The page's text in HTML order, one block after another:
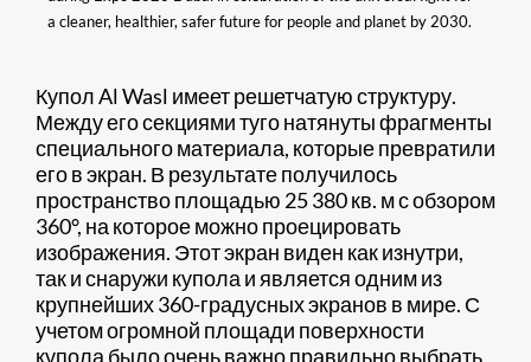
a cleaner, healthier, safer future for people and planet by 2030.
Купол Al Wasl имеет решетчатую структуру.
Между его секциями туго натянуты фрагменты
специального материала, которые превратили
его в экран. В результате получилось
пространство площадью 25 380 кв. м с обзором
360°, на которое можно проецировать
изображения. Этот экран виден как изнутри,
так и снаружи купола и является одним из
крупнейших 360-градусных экранов в мире. С
учетом огромной площади поверхности
купола было очень важно правильно выбрать